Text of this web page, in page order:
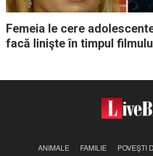
Femeia le cere
facă linişte în timpul
ANIMALE FAMILIE POVEŞTI